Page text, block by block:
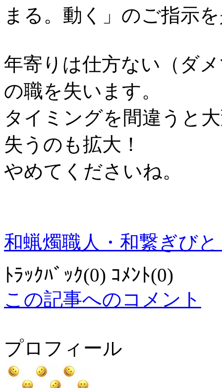
まる。動く」のご指示
年寄りは仕方ない（ダ
の職を失います。
タイミングを間違うと
失うのも拡大！
やめてくださいね。
和蝋燭職人・和繋ぎび
ﾄﾗｯｸﾊﾞｯｸ(0) ｺﾒﾝﾄ(0)
この記事へのコメント
プロフィール